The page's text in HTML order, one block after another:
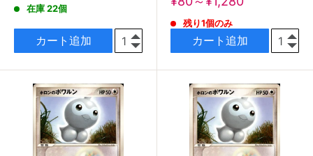
価
在庫 22個
カート追加
価残り1個のみ
カート追加